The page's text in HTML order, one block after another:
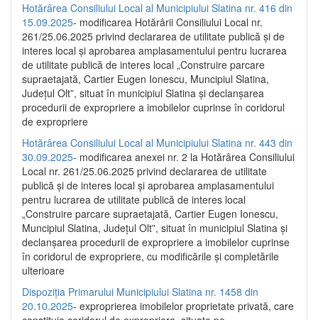
Hotărârea Consiliului Local al Municipiului Slatina nr. 416 din
15.09.2025- modificarea Hotărârii Consiliului Local nr.
261/25.06.2025 privind declararea de utilitate publică și de
interes local și aprobarea amplasamentului pentru lucrarea
de utilitate publică de interes local „Construire parcare
supraetajată, Cartier Eugen Ionescu, Muncipiul Slatina,
Județul Olt”, situat în municipiul Slatina și declanșarea
procedurii de expropriere a imobilelor cuprinse în coridorul
de expropriere
Hotărârea Consiliului Local al Municipiului Slatina nr. 443 din
30.09.2025- modificarea anexei nr. 2 la Hotărârea Consiliului
Local nr. 261/25.06.2025 privind declararea de utilitate
publică şi de interes local şi aprobarea amplasamentului
pentru lucrarea de utilitate publică de interes local
„Construire parcare supraetajată, Cartier Eugen Ionescu,
Muncipiul Slatina, Judeţul Olt”, situat în municipiul Slatina şi
declanşarea procedurii de expropriere a imobilelor cuprinse
în coridorul de expropriere, cu modificările şi completările
ulterioare
Dispoziția Primarului Municipiului Slatina nr. 1458 din
20.10.2025- exproprierea imobilelor proprietate privată, care